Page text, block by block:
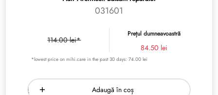
031601
114.00 lei*
Prețul dumneavoastră
84.50 lei
*lowest price on mihi.care in the past 30 days: 74.00 lei
Adaugă în coș